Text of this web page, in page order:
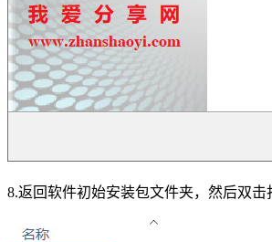
8.返回软件初始安装包文件夹，然后双击